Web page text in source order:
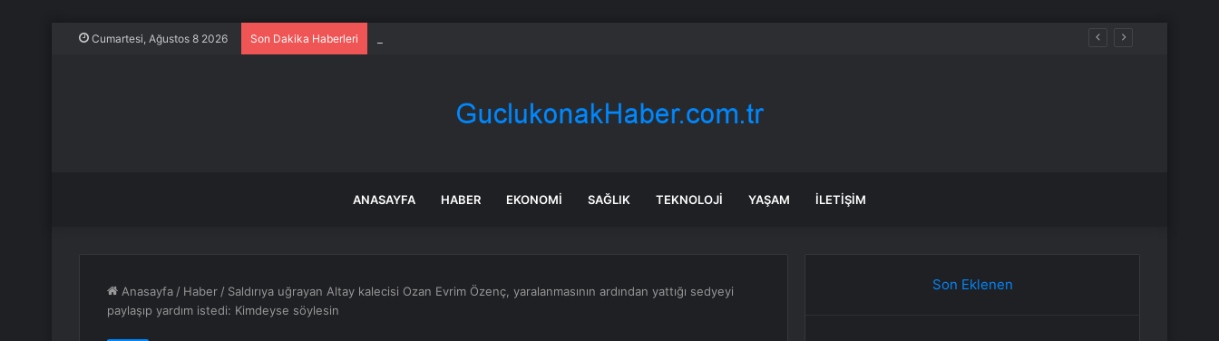
Cumartesi, Ağustos 8 2026 Son Dakika Haberleri
ANASAYFA HABER EKONOMI SAĞLIK TEKNOLOJI YAŞAM İLETIŞIM
Anasayfa / Haber / Saldırıya uğrayan Altay kalecisi Ozan Evrim Özenç, yaralanmasının ardından yattığı sedyeyi
paylaşıp yardım istedi: Kimdeyse söylesin
Son Eklenen